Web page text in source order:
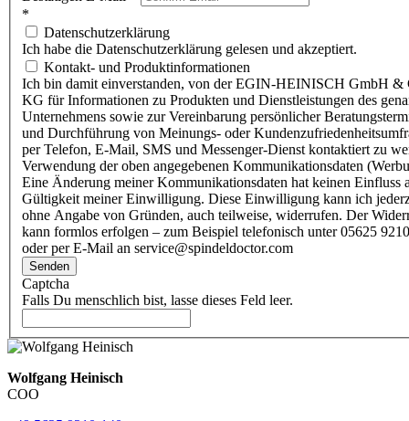
*
Datenschutzerklärung
Ich habe die Datenschutzerklärung gelesen und akzeptiert.
Kontakt- und Produktinformationen
Ich bin damit einverstanden, von der EGIN-HEINISCH GmbH &
KG für Informationen zu Produkten und Dienstleistungen des
Unternehmens sowie zur Vereinbarung persönlicher
und Durchführung von Meinungs- oder
per Telefon, E-Mail, SMS und Messenger-Dienst kontaktiert zu
Verwendung der oben angegebenen Kommunikationsdaten
Eine Änderung meiner Kommunikationsdaten hat keinen Einfluss
Gültigkeit meiner Einwilligung. Diese Einwilligung kann ich
ohne Angabe von Gründen, auch teilweise, widerrufen. Der
kann formlos erfolgen – zum Beispiel telefonisch unter 05625
oder per E-Mail an service@spindeldoctor.com
Senden
Captcha
Falls Du menschlich bist, lasse dieses Feld leer.
Wolfgang Heinisch
COO